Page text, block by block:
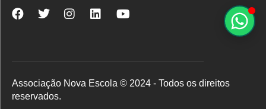
Nova
Facebook
Nova
Twitter
Nova
Instagram
Nova
LinkedInYouTube
Associação Nova Escola © 2024 - Todos os direitos
reservados.